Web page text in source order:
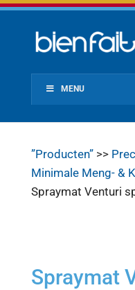
MENU
”Producten”>>
Minimale Meng- &
Spraymat Venturi
Spraymat